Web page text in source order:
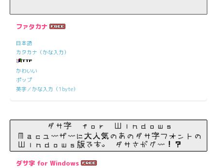
ファタカナ
日本語
カタカナ（かな入力）
かわいい
ポップ
英字／かな入力（1byte）
ダサ字 for Windows